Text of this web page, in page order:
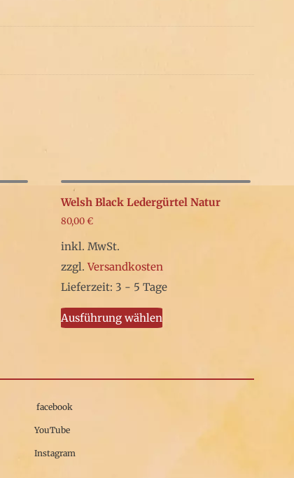
Welsh Black Ledergürtel Natur
80,00€
inkl. MwSt.
zzgl.Versandkosten
Lieferzeit: 3 - 5 Tage
Ausführung wählen
Dieses
Produkt
facebook
YouTube
Instagram